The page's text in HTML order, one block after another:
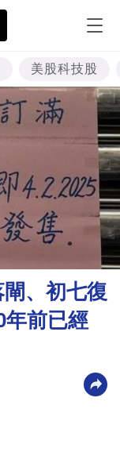
美股科技股
、初七復
年前已經